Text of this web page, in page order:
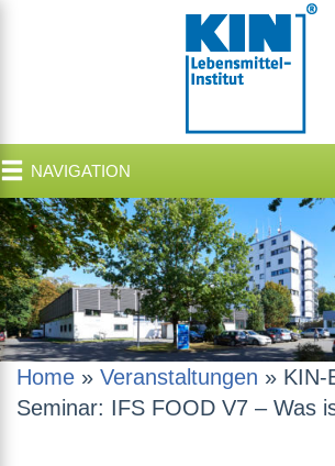
NAVIGATION
Home » Veranstaltungen » KIN-
Seminar: IFS FOOD V7 – Was